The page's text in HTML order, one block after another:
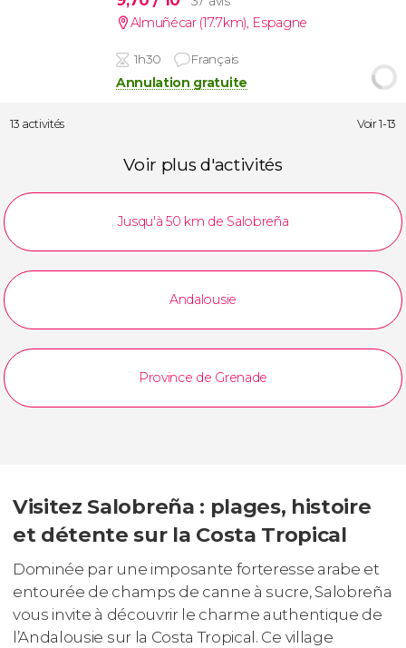
Almuñécar (17.7km), Espagne
1h30 Français
Annulation gratuite
13 activités Voir 1-13
Voir plus d'activités
Jusqu'à 50 km de Salobreña
Andalousie
Province de Grenade
Visitez Salobreña : plages, histoire
et détente sur la Costa Tropical
Dominée par une imposante forteresse arabe et
entourée de champs de canne à sucre, Salobreña
vous invite à découvrir le charme authentique de
l’Andalousie sur la Costa Tropical. Ce village